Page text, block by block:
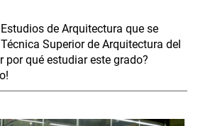
de Arquitectura que se
Superior de Arquitectura del
por qué estudiar este grado?